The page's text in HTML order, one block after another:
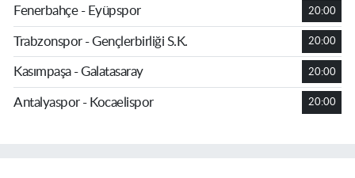
Fenerbahçe - Eyüpspor 20:00
Trabzonspor - Gençlerbirliği S.K. 20:00
Kasımpaşa - Galatasaray 20:00
Antalyaspor - Kocaelispor 20:00